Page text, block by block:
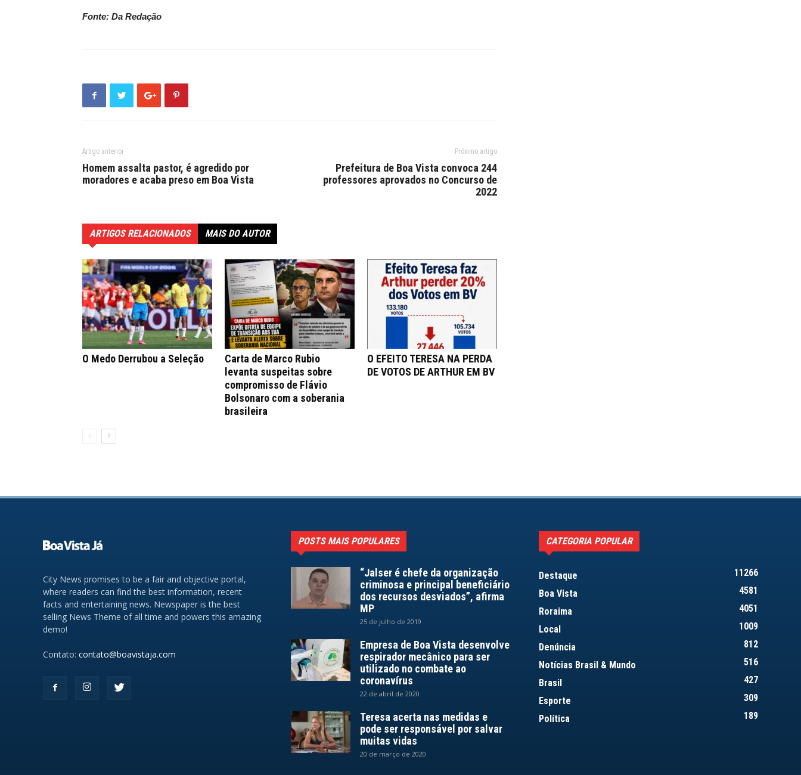
Fonte: Da Redação
Artigo anterior
Homem assalta pastor, é agredido por
moradores e acaba preso em Boa Vista
Próximo artigo
Prefeitura de Boa Vista convoca 244
professores aprovados no Concurso de
2022
ARTIGOS RELACIONADOS MAIS DO AUTOR
O Medo Derrubou a Seleção
Carta de Marco Rubio
levanta suspeitas sobre
compromisso de Flávio
Bolsonaro com a soberania
brasileira
O EFEITO TERESA NA PERDA
DE VOTOS DE ARTHUR EM BV
City News promises to be a fair and objective portal,
where readers can find the best information, recent
facts and entertaining news. Newspaper is the best
selling News Theme of all time and powers this amazing
demo!
Contato: contato@boavistaja.com
POSTS MAIS POPULARES
“Jalser é chefe da organização
criminosa e principal beneficiário
dos recursos desviados”, afirma
MP
25 de julho de 2019
Empresa de Boa Vista desenvolve
respirador mecânico para ser
utilizado no combate ao
coronavírus
22 de abril de 2020
Teresa acerta nas medidas e
pode ser responsável por salvar
muitas vidas
20 de março de 2020
CATEGORIA POPULAR
Destaque
11266
Boa Vista
4581
Roraima
4051
Local
1009
Denúncia
812
Notícias Brasil & Mundo
516
Brasil
427
Esporte
309
Política
189